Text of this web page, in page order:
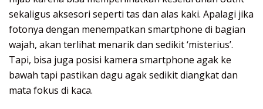
sekaligus aksesori seperti tas dan alas kaki. Apalagi jika
fotonya dengan menempatkan smartphone di bagian
wajah, akan terlihat menarik dan sedikit ‘misterius’.
Tapi, bisa juga posisi kamera smartphone agak ke
bawah tapi pastikan dagu agak sedikit diangkat dan
mata fokus di kaca.